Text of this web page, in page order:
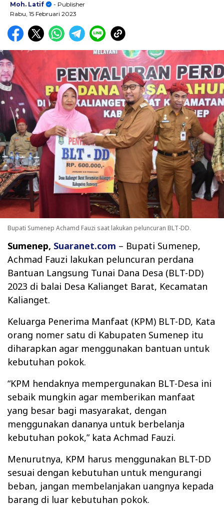
Moh. Latif
- Publisher
Rabu, 15 Februari 2023
Bupati Sumenep Achamd Fauzi saat lakukan peluncuran BLT-DD.
Sumenep, Suaranet.com – Bupati Sumenep,
Achmad Fauzi lakukan peluncuran perdana
Bantuan Langsung Tunai Dana Desa (BLT-DD)
2023 di balai Desa Kalianget Barat, Kecamatan
Kalianget.
Keluarga Penerima Manfaat (KPM) BLT-DD, Kata
orang nomer satu di Kabupaten Sumenep itu
diharapkan agar menggunakan bantuan untuk
kebutuhan pokok.
“KPM hendaknya mempergunakan BLT-Desa ini
sebaik mungkin agar memberikan manfaat
yang besar bagi masyarakat, dengan
menggunakan dananya untuk berbelanja
kebutuhan pokok,” kata Achmad Fauzi.
Menurutnya, KPM harus menggunakan BLT-DD
sesuai dengan kebutuhan untuk mengurangi
beban, jangan membelanjakan uangnya kepada
barang di luar kebutuhan pokok.